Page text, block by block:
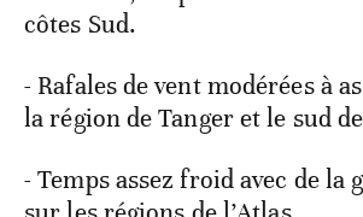
côtes Sud.
- Rafales de vent modérées à
la région de Tanger et le sud
- Temps assez froid avec de la